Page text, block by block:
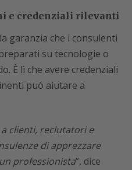
e credenziali rilevanti
garanzia che i consulenti
su tecnologie o
È lì che avere credenziali
può aiutare a
clienti, reclutatori e
di apprezzare
professionista”, dice